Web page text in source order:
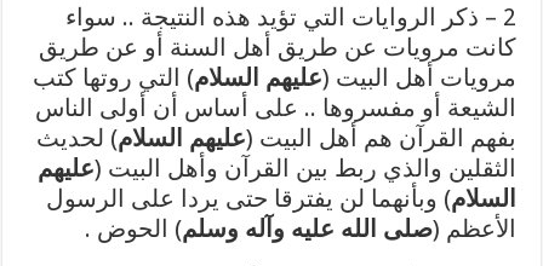
2 – ذكر الروايات التي تؤيد هذه النتيجة .. سواء
كانت مرويات عن طريق أهل السنة أو عن طريق
مرويات أهل البيت (عليهم السلام) التي روتها كتب
الشيعة أو مفسروها .. على أساس أن أولى الناس
بفهم القرآن هم أهل البيت (عليهم السلام) لحديث
الثقلين والذي ربط بين القرآن وأهل البيت (عليهم
السلام) وبأنهما لن يفترقا حتى يردا على الرسول
الأعظم (صلى الله عليه وآله وسلم) الحوض .